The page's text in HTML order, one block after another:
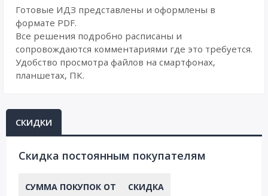
Готовые ИДЗ представлены и оформлены в
формате PDF.
Все решения подробно расписаны и
сопровождаются комментариями где это требуется.
Удобство просмотра файлов на смартфонах,
планшетах, ПК.
СКИДКИ
Cкидка постоянным покупателям
СУММА ПОКУПОК ОТ СКИДКА